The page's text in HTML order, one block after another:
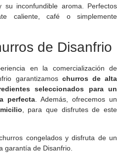
inconfundible aroma. Perfectos
caliente, café o simplemente
de Disanfrio
en la comercialización de
garantizamos churros de alta
seleccionados para un
perfecta. Además, ofrecemos un
, para que disfrutes de este
congelados y disfruta de un
garantía de Disanfrio.